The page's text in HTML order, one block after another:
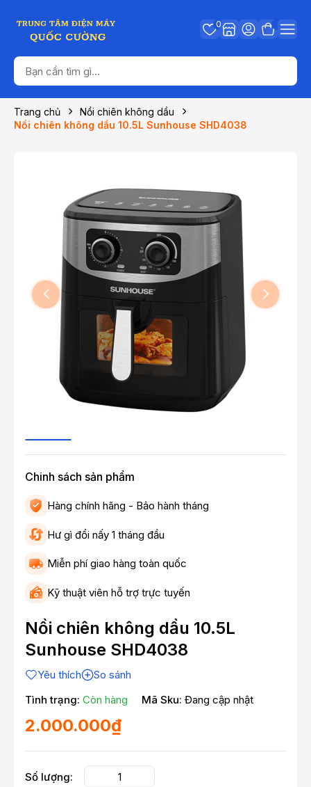
0
Trang chủ
Nồi chiên không dầu
Nồi chiên không dầu 10.5L Sunhouse SHD4038
Chinh sách sản phẩm
Hàng chính hãng - Bảo hành tháng
Hư gì đổi nấy 1 tháng đầu
Miễn phí giao hàng toàn quốc
Kỹ thuật viên hỗ trợ trực tuyến
Nồi chiên không dầu 10.5L
Sunhouse SHD4038
Yêu thích
So sánh
Tình trạng: Còn hàng Mã Sku: Đang cập nhật
2.000.000₫
Số lượng: